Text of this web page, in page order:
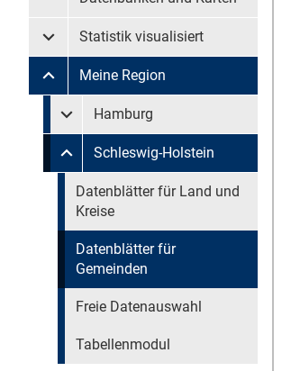
Untermenü Statistik visualisiert
Statistik visualisiert
Untermenü Meine Region
Meine Region
Untermenü überspringen
Untermenü Meine Region Hamburg
Hamburg
Untermenü Meine Region Schleswig-
Schleswig-Holstein
Untermenü überspringen
Datenblätter für Land und
Kreise
Datenblätter für
Gemeinden
Freie Datenauswahl
Tabellenmodul